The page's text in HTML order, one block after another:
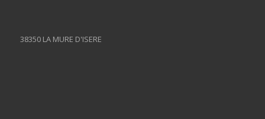
38350 LA MURE D'ISERE